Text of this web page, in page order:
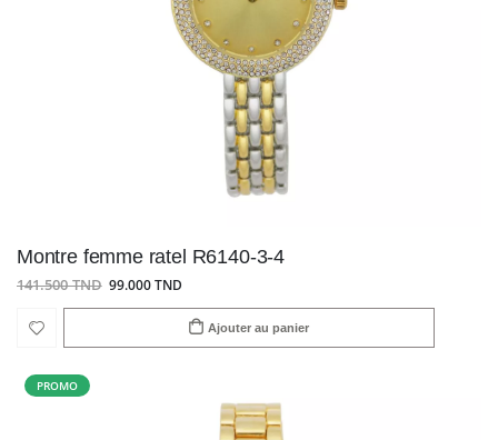
Montre femme ratel R6140-3-4
141.500 TND 99.000 TND
Ajouter au panier
PROMO